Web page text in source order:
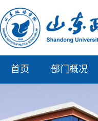
首页 部门概况